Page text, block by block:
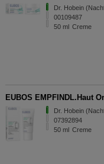
Dr. Hobein
00109487
50 ml Creme
EUBOS EMPFINDL.Haut
Dr. Hobein
07392894
50 ml Creme